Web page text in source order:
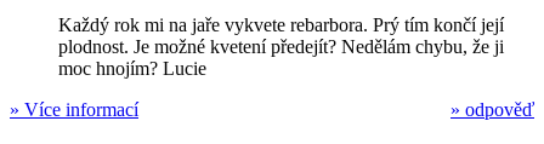
Každý rok mi na jaře vykvete rebarbora. Prý tím končí její
plodnost. Je možné kvetení předejít? Nedělám chybu, že ji
moc hnojím? Lucie
» odpověď
» Více informací